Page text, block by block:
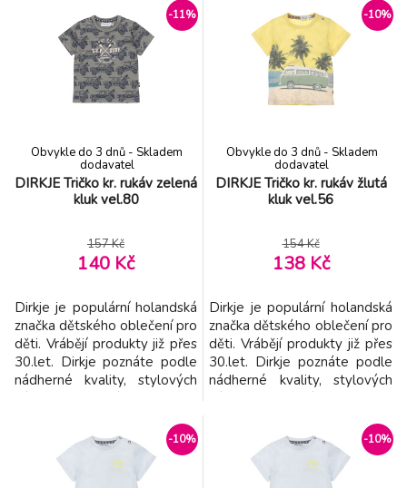
kvalitní a pohodlné oblečení
v příjemných barvách -
vyroben z příjemného
materiál - snadno se
kombinuje - kvalitní šití -
dokonalý st
kvalitní a pohodlné oblečení v
příjemných barvách - vyroben
z příjemného materiál -
snadno se kombinuje -
kvalitní šití - dokonalý st
-11%
DIRKJE Tričko kr. rukáv zelená
kluk vel.80
Obvykle do 3 dnů - Skladem
dodavatel
157 Kč
140 Kč
Dirkje je populární holandská
značka dětského oblečení pro
děti. Vrábějí produkty již přes
30.let. Dirkje poznáte podle
nádherné kvality, stylových
kvalitní a pohodlné oblečení
v příjemných barvách -
vyroben z příjemného
-10%
DIRKJE Tričko kr. rukáv žlutá
kluk vel.56
Obvykle do 3 dnů - Skladem
dodavatel
154 Kč
138 Kč
Dirkje je populární holandská
značka dětského oblečení pro
děti. Vrábějí produkty již přes
30.let. Dirkje poznáte podle
nádherné kvality, stylových
kvalitní a pohodlné oblečení v
příjemných barvách - vyroben
z příjemného materiál -
-10% -10%